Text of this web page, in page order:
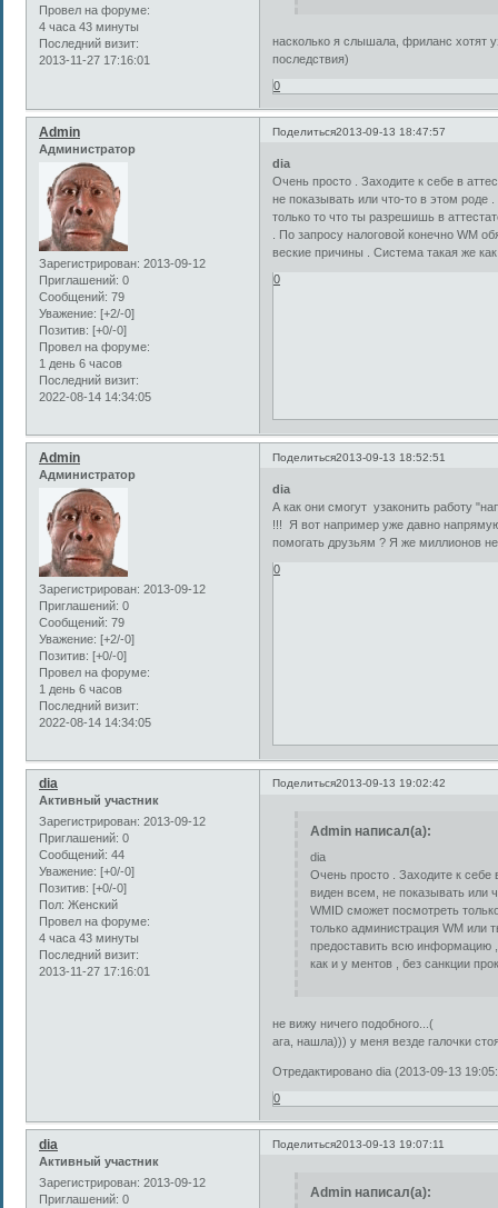
Провел на форуме:
4 часа 43 минуты
Последний визит:
2013-11-27 17:16:01
насколько я слышала, фриланс хотят
последствия)
0
Поделиться2013-09-13 18:47:57
Admin
Администратор
Зарегистрирован: 2013-09-12
Приглашений: 0
Сообщений: 79
Уважение: [+2/-0]
Позитив: [+0/-0]
Провел на форуме:
1 день 6 часов
Последний визит:
2022-08-14 14:34:05
dia
Очень просто . Заходите к себе в
не показывать или что-то в этом роде
только то что ты разрешишь в
. По запросу налоговой конечно WM
веские причины . Система такая же
0
Поделиться2013-09-13 18:52:51
Admin
Администратор
Зарегистрирован: 2013-09-12
Приглашений: 0
Сообщений: 79
Уважение: [+2/-0]
Позитив: [+0/-0]
Провел на форуме:
1 день 6 часов
Последний визит:
2022-08-14 14:34:05
dia
А как они смогут узаконить работу
!!! Я вот например уже давно
помогать друзьям ? Я же миллионов
0
Поделиться2013-09-13 19:02:42
dia
Активный участник
Зарегистрирован: 2013-09-12
Приглашений: 0
Сообщений: 44
Уважение: [+0/-0]
Позитив: [+0/-0]
Пол: Женский
Провел на форуме:
4 часа 43 минуты
Последний визит:
2013-11-27 17:16:01
Admin написал(а):
dia
Очень просто . Заходите к себе
виден всем, не показывать или
WMID сможет посмотреть
только администрация WM или
предоставить всю информацию
как и у ментов , без санкции
не вижу ничего подобного...(
ага, нашла))) у меня везде галочки
Отредактировано dia (2013-09-13
0
Поделиться2013-09-13 19:07:11
dia
Активный участник
Зарегистрирован: 2013-09-12
Приглашений: 0
Admin написал(а):